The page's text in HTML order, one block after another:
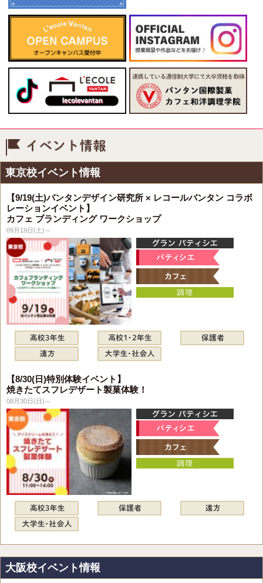
東京校イベント情報
【9/19(土)バンタンデザイン研究所 × レコールバンタン コラボ
レーションイベント】
カフェ ブランディング ワークショップ
09月19日(土)～
【8/30(日)特別体験イベント】
焼きたてスフレデザート製菓体験！
08月30日(日)～
大阪校イベント情報